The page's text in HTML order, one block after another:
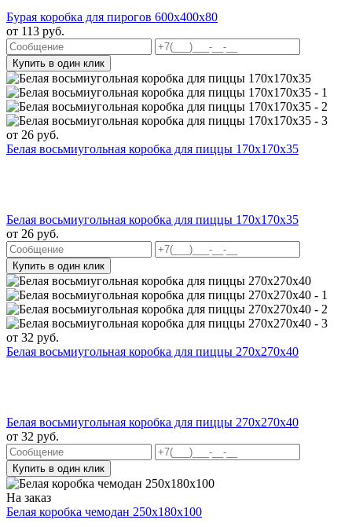
Бурая коробка для пирогов 600x400x80
от 113 руб.
Купить в один клик
от 26 руб.
Белая восьмиугольная коробка для пиццы 170x170x35
Белая восьмиугольная коробка для пиццы 170x170x35
от 26 руб.
Купить в один клик
от 32 руб.
Белая восьмиугольная коробка для пиццы 270x270x40
Белая восьмиугольная коробка для пиццы 270x270x40
от 32 руб.
Купить в один клик
На заказ
Белая коробка чемодан 250x180x100